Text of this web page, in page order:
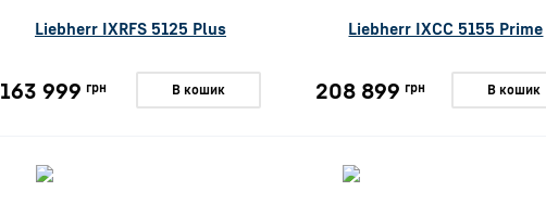
Liebherr IXRFS 5125 Plus
163 999 грн В кошик
Liebherr IXCC 5155 Prime
208 899 грн В кошик